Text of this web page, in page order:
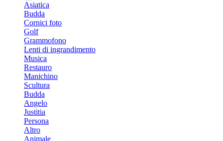
Asiatica
Budda
Cornici foto
Golf
Grammofono
Lenti di ingrandimento
Musica
Restauro
Manichino
Scultura
Budda
Angelo
Justitia
Persona
Altro
Animale